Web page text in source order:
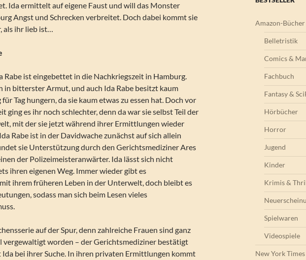
Ida ermittelt auf eigene Faust und will das Monster
Angst und Schrecken verbreitet. Doch dabei kommt sie
als ihr lieb ist…
Rabe ist eingebettet in die Nachkriegszeit in Hamburg.
in bitterster Armut, und auch Ida Rabe besitzt kaum
für Tag hungern, da sie kaum etwas zu essen hat. Doch vor
ging es ihr noch schlechter, denn da war sie selbst Teil der
mit der sie jetzt während ihrer Ermittlungen wieder
Rabe ist in der Davidwache zunächst auf sich allein
sie Unterstützung durch den Gerichtsmediziner Ares
der Polizeimeisteranwärter. Ida lässt sich nicht
ihren eigenen Weg. Immer wieder gibt es
ihrem früheren Leben in der Unterwelt, doch bleibt es
sodass man sich beim Lesen vieles
auf der Spur, denn zahlreiche Frauen sind ganz
worden – der Gerichtsmediziner bestätigt
bei ihrer Suche. In ihren privaten Ermittlungen kommt
Amazon-Bücher
Belletristik
Comics &
Fachbuch
Fantasy &
Hörbücher
Horror
Jugend
Kinder
Krimis &
Spielwaren
Videospiele
New York Times